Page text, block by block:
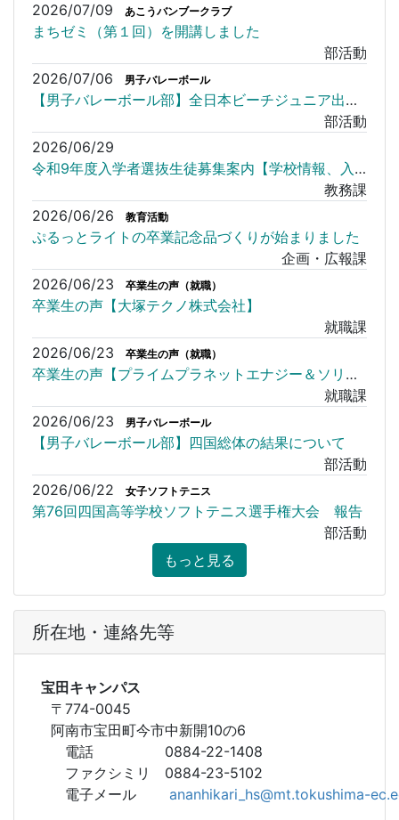
2026/07/09
あこうバンブークラブ
まちゼミ（第１回）を開講しました
部活動
2026/07/06
男子バレーボール
【男子バレーボール部】全日本ビーチジュニア出場！インターハイ対戦相手決定
部活動
2026/06/29
令和9年度入学者選抜生徒募集案内【学校情報、入学者選抜情報】について
教務課
2026/06/26
教育活動
ぷるっとライトの卒業記念品づくりが始まりました
企画・広報課
2026/06/23
卒業生の声（就職）
卒業生の声【大塚テクノ株式会社】
就職課
2026/06/23
卒業生の声（就職）
卒業生の声【プライムプラネットエナジー＆ソリューションズ株式会社】
就職課
2026/06/23
男子バレーボール
【男子バレーボール部】四国総体の結果について
部活動
2026/06/22
女子ソフトテニス
第76回四国高等学校ソフトテニス選手権大会 報告
部活動
もっと見る
所在地・連絡先等
宝田キャンパス
〒774-0045
阿南市宝田町今市中新開10の6
電話 0884-22-1408
ファクシミリ 0884-23-5102
電子メール ananhikari_hs@mt.tokushima-